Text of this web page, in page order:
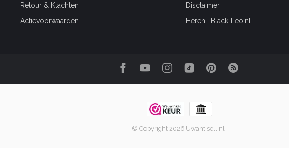
Retour & Klachten
Actievoorwaarden
Disclaimer
Heren | Black-Leo.nl
© Copyright 2026 Uwantisell.nl